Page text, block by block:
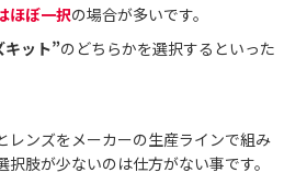
ほぼ一択の場合が多いです。
キット”のどちらかを選択するといった
レンズをメーカーの生産ラインで組み
肢が少ないのは仕方がない事です。